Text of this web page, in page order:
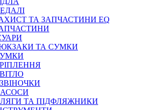
ТА ЗАПЧАСТИНИ EQ
ТА СУМКИ
ТА ПІДФЛЯЖНИКИ